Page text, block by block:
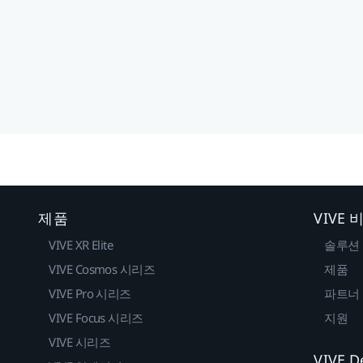
제품
VIVE XR Elite
VIVE Cosmos 시리즈
VIVE Pro 시리즈
VIVE Focus 시리즈
VIVE 시리즈
VIVE
솔루션
제품
파트너
지원